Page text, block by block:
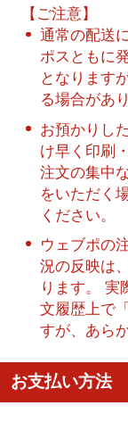
【ご注意】
通常の配送
ポスともに
となります
る場合があ
お預かりし
け早く印刷
注文の集中
をいただく
ください。
ウェブポの
況の反映は
ります。 実
文履歴上で
すが、あら
お支払い方法